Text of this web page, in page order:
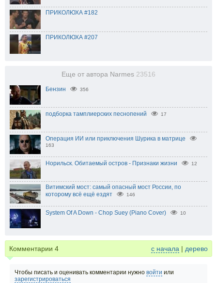
ПРИКОЛЮХА #182
ПРИКОЛЮХА #207
Еще от автора Narmes 23516
Бензин 356
подборка тамплиерских песнопений 17
Операция ИИ или приключения Шурика в матрице
163
Норильск. Обитаемый остров - Признаки жизни 12
Витимский мост: самый опасный мост России, по
которому всё ещё ездят
146
System Of A Down - Chop Suey (Piano Cover) 10
Комментарии 4 с начала | дерево
Чтобы писать и оценивать комментарии нужно войти или
зарегистрироваться